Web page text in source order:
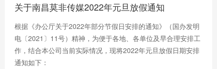
关于南昌莫非传媒2022年元旦放假通知
根据《办公厅关于2022年部分节假日安排的通知》（国办发明
电〔2021〕11号）精神，为便于各地、各单位及早合理安排工
作，结合本公司当前实际情况，现将2022年元旦放假日期安排
通知如下：